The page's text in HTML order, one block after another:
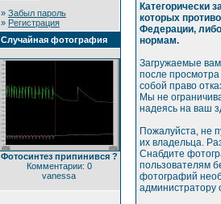
» Забыл пароль
» Регистрация
Случайная фотография
Фотосинтез припинився ?
Комментарии: 0
vanessa
Категорически
которых
Федерации,
нормам.
Загружаемые
после
собой право
Мы не
надеясь на ваш
Пожалуйста, не
их владельца.
Снабдите
пользователям
фотографий
администратору